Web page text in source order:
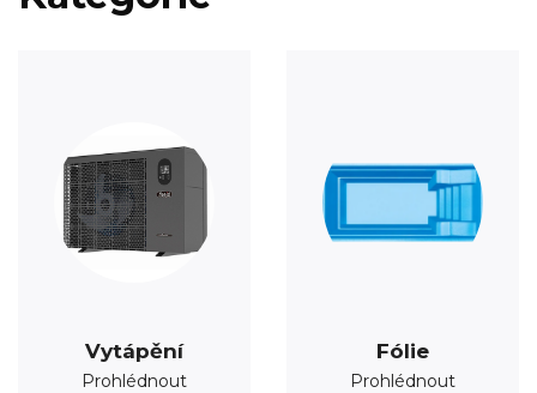
Vytápění
Prohlédnout
Fólie
Prohlédnout